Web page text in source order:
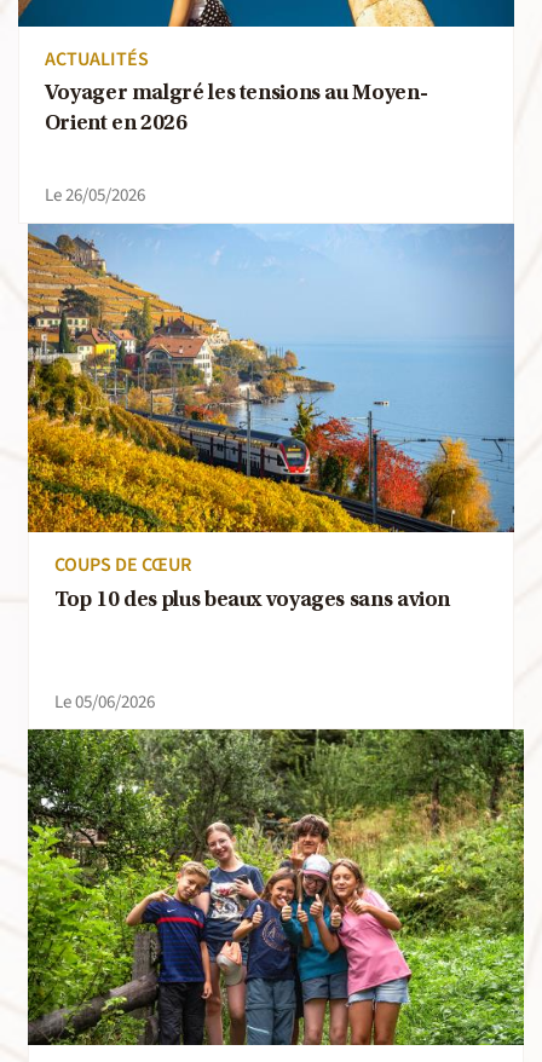
ACTUALITÉS
Voyager malgré les tensions au Moyen-
Orient en 2026
Le 26/05/2026
COUPS DE CŒUR
Top 10 des plus beaux voyages sans avion
Le 05/06/2026